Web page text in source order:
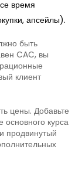
время
апсейлы).
быть
CAC, вы
клиент
цены. Добавьте
курса
продвинутый